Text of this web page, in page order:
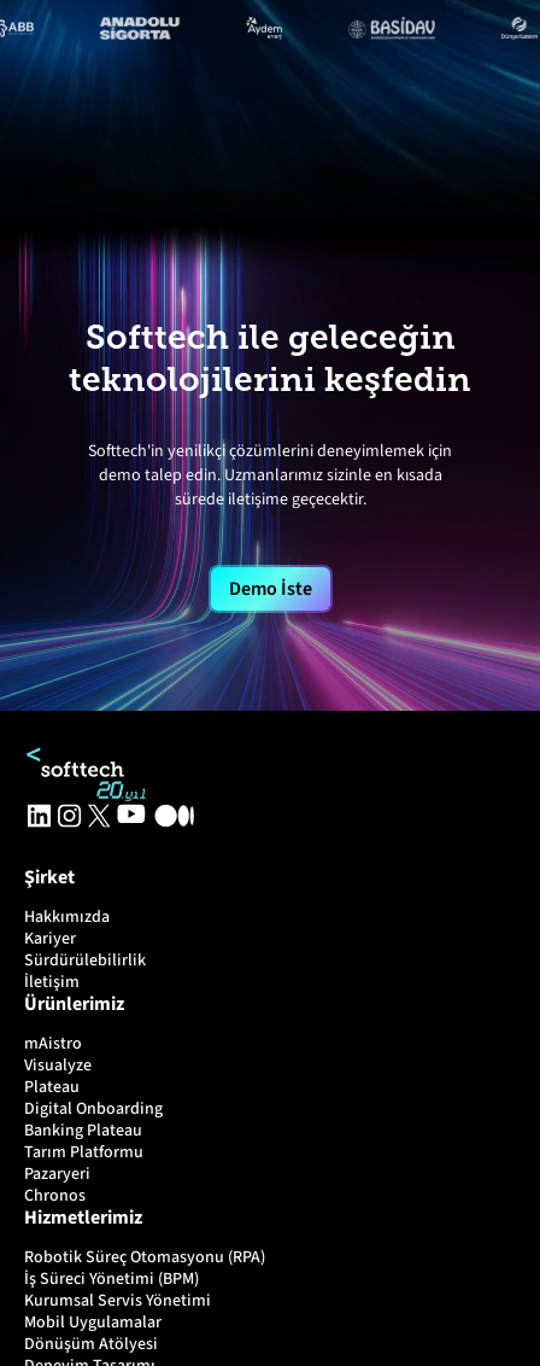
Softtech ile geleceğin
teknolojilerini keşfedin
Softtech'in yenilikçi çözümlerini deneyimlemek için
demo talep edin. Uzmanlarımız sizinle en kısada
sürede iletişime geçecektir.
Demo İste
Şirket
Hakkımızda
Kariyer
Sürdürülebilirlik
İletişim
Ürünlerimiz
mAistro
Visualyze
Plateau
Digital Onboarding
Banking Plateau
Tarım Platformu
Pazaryeri
Chronos
Hizmetlerimiz
Robotik Süreç Otomasyonu (RPA)
İş Süreci Yönetimi (BPM)
Kurumsal Servis Yönetimi
Mobil Uygulamalar
Dönüşüm Atölyesi